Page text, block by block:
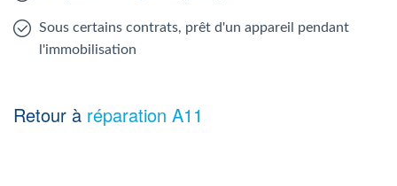
Sous certains contrats, prêt d'un appareil pendant
l'immobilisation
Retour à réparation A11